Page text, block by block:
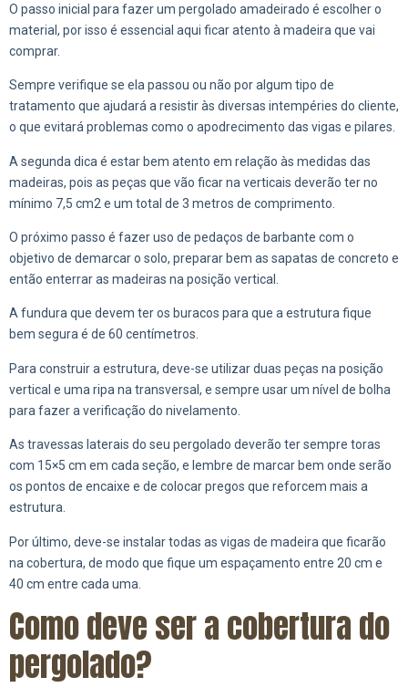
O passo inicial para fazer um pergolado amadeirado é escolher o
material, por isso é essencial aqui ficar atento à madeira que vai
comprar.
Sempre verifique se ela passou ou não por algum tipo de
tratamento que ajudará a resistir às diversas intempéries do cliente,
o que evitará problemas como o apodrecimento das vigas e pilares.
A segunda dica é estar bem atento em relação às medidas das
madeiras, pois as peças que vão ficar na verticais deverão ter no
mínimo 7,5 cm2 e um total de 3 metros de comprimento.
O próximo passo é fazer uso de pedaços de barbante com o
objetivo de demarcar o solo, preparar bem as sapatas de concreto e
então enterrar as madeiras na posição vertical.
A fundura que devem ter os buracos para que a estrutura fique
bem segura é de 60 centímetros.
Para construir a estrutura, deve-se utilizar duas peças na posição
vertical e uma ripa na transversal, e sempre usar um nível de bolha
para fazer a verificação do nivelamento.
As travessas laterais do seu pergolado deverão ter sempre toras
com 15×5 cm em cada seção, e lembre de marcar bem onde serão
os pontos de encaixe e de colocar pregos que reforcem mais a
estrutura.
Por último, deve-se instalar todas as vigas de madeira que ficarão
na cobertura, de modo que fique um espaçamento entre 20 cm e
40 cm entre cada uma.
Como deve ser a cobertura do
pergolado?